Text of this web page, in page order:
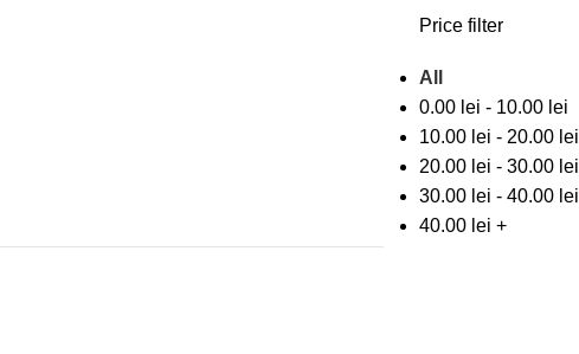
Price filter
All
0.00 lei - 10.00 lei
10.00 lei - 20.00 lei
20.00 lei - 30.00 lei
30.00 lei - 40.00 lei
40.00 lei +